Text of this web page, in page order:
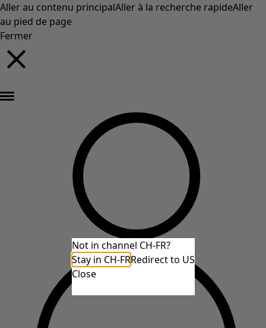
Aller au contenu principalAller à la recherche rapideAller
au pied de page
Fermer
Not in channel CH-FR?
Stay in CH-FRRedirect to US
Close